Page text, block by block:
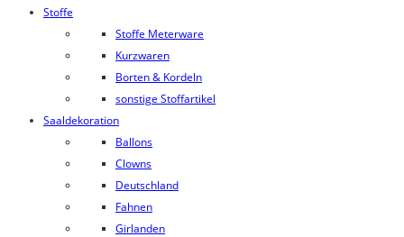
Stoffe
Stoffe Meterware
Kurzwaren
Borten & Kordeln
sonstige Stoffartikel
Saaldekoration
Ballons
Clowns
Deutschland
Fahnen
Girlanden